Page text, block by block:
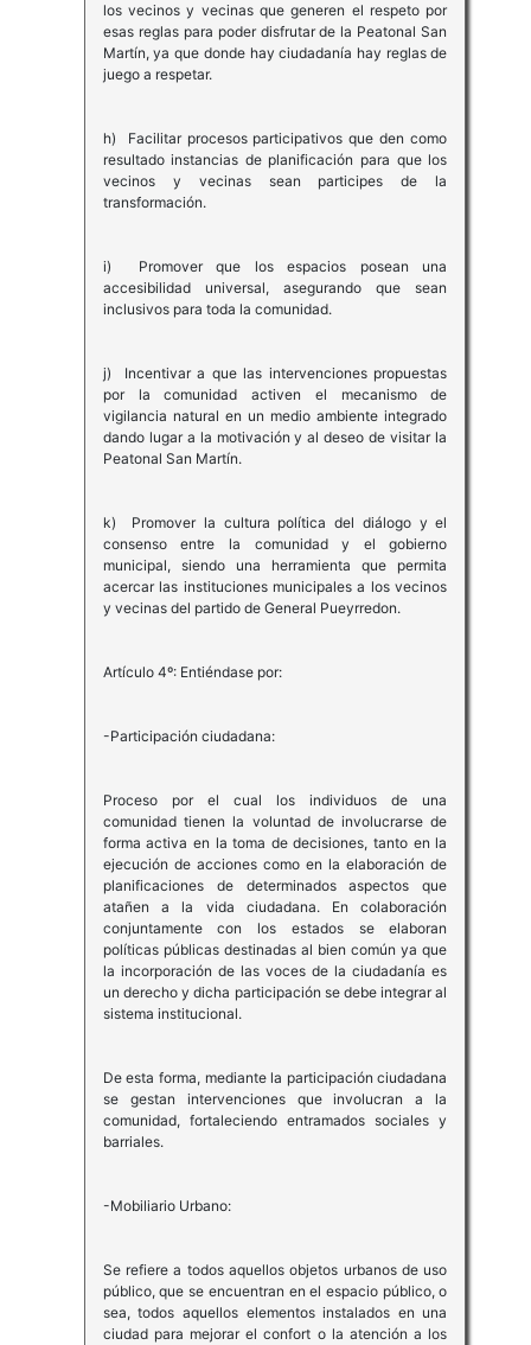
los vecinos y vecinas que generen el respeto por
esas reglas para poder disfrutar de la Peatonal San
Martín, ya que donde hay ciudadanía hay reglas de
juego a respetar.
h) Facilitar procesos participativos que den como
resultado instancias de planificación para que los
vecinos y vecinas sean participes de la
transformación.
i) Promover que los espacios posean una
accesibilidad universal, asegurando que sean
inclusivos para toda la comunidad.
j) Incentivar a que las intervenciones propuestas
por la comunidad activen el mecanismo de
vigilancia natural en un medio ambiente integrado
dando lugar a la motivación y al deseo de visitar la
Peatonal San Martín.
k) Promover la cultura política del diálogo y el
consenso entre la comunidad y el gobierno
municipal, siendo una herramienta que permita
acercar las instituciones municipales a los vecinos
y vecinas del partido de General Pueyrredon.
Artículo 4º: Entiéndase por:
-Participación ciudadana:
Proceso por el cual los individuos de una
comunidad tienen la voluntad de involucrarse de
forma activa en la toma de decisiones, tanto en la
ejecución de acciones como en la elaboración de
planificaciones de determinados aspectos que
atañen a la vida ciudadana. En colaboración
conjuntamente con los estados se elaboran
políticas públicas destinadas al bien común ya que
la incorporación de las voces de la ciudadanía es
un derecho y dicha participación se debe integrar al
sistema institucional.
De esta forma, mediante la participación ciudadana
se gestan intervenciones que involucran a la
comunidad, fortaleciendo entramados sociales y
barriales.
-Mobiliario Urbano:
Se refiere a todos aquellos objetos urbanos de uso
público, que se encuentran en el espacio público, o
sea, todos aquellos elementos instalados en una
ciudad para mejorar el confort o la atención a los